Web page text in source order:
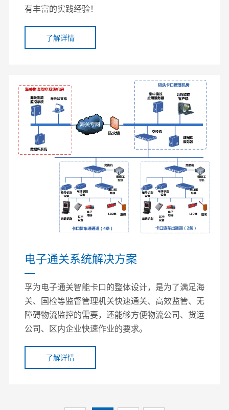
有丰富的实践经验！
了解详情
电子通关系统解决方案
孚为电子通关智能卡口的整体设计，是为了满足海
关、国检等监督管理机关快速通关、高效监管、无
障碍物流监控的需要，还能够方便物流公司、货运
公司、区内企业快速作业的要求。
了解详情